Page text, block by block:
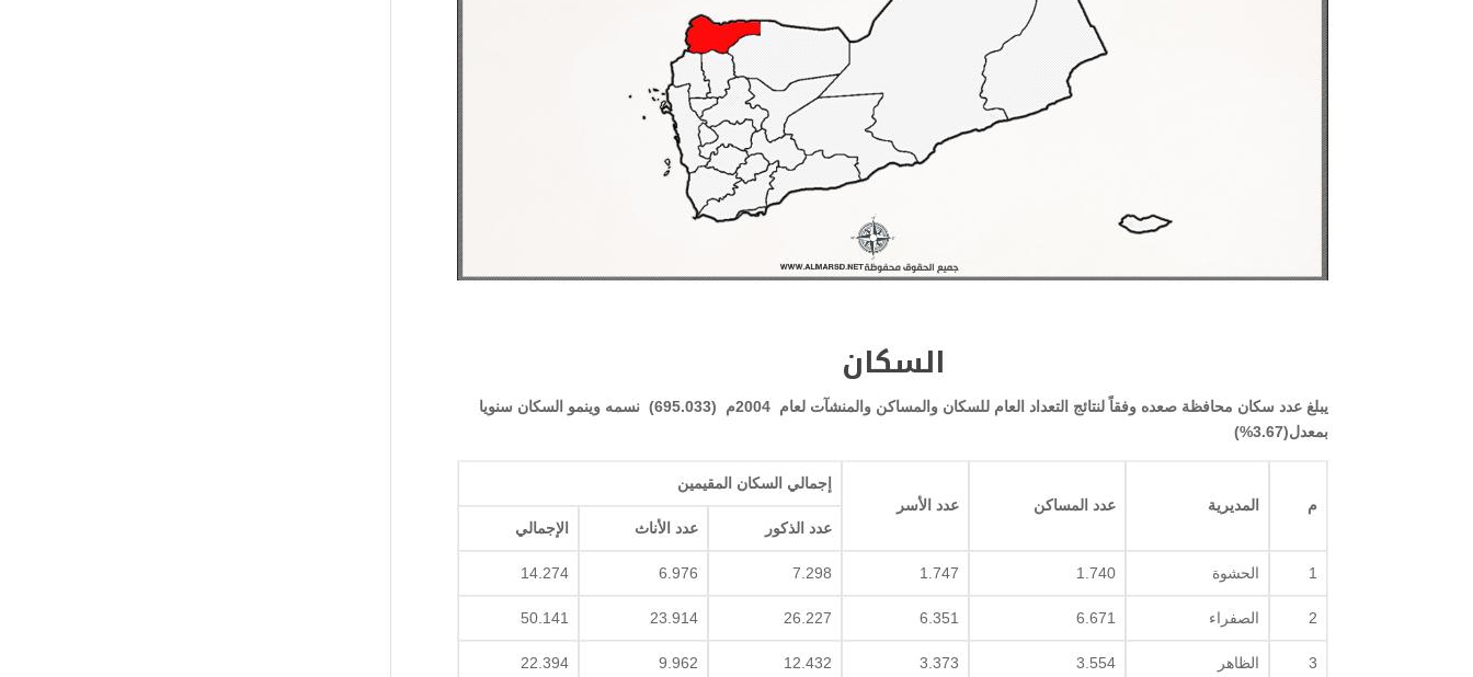
السكان
يبلغ عدد سكان محافظة صعده وفقاً لنتائج التعداد العام للسكان والمساكن والمنشآت لعام 2004م (695.033) نسمه وينمو السكان سنويا
بمعدل(3.67%)
م المديرية عدد المساكن عدد الأسر
إجمالي السكان المقيمين
عدد الذكور عدد الأناث الإجمالي
1 الحشوة 1.740
1.747
7.298
6.976
14.274
2 الصفراء 6.671
6.351
26.227
23.914
50.141
3 الظاهر 3.554
3.373
12.432
9.962
22.394